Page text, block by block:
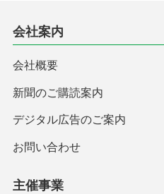
会社案内
会社概要
新聞のご購読案内
デジタル広告のご案内
お問い合わせ
主催事業